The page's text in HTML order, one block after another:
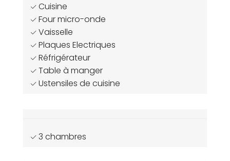
Cuisine
Four micro-onde
Vaisselle
Plaques Electriques
Réfrigérateur
Table à manger
Ustensiles de cuisine
3 chambres